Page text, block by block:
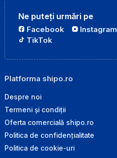
Ne puteți urmări pe
Facebook Instagram
TikTok
Platforma shipo.ro
Despre noi
Termeni și condiții
Oferta comercială shipo.ro
Politica de confidențialitate
Politica de cookie-uri